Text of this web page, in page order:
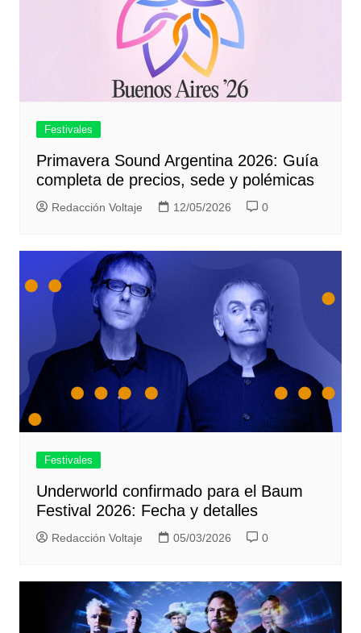
Festivales
Primavera Sound Argentina 2026: Guía
completa de precios, sede y polémicas
Redacción Voltaje 12/05/2026 0
Festivales
Underworld confirmado para el Baum
Festival 2026: Fecha y detalles
Redacción Voltaje 05/03/2026 0